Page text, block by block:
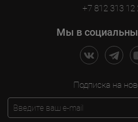
+7 812 313 12
Мы в
Подписка на